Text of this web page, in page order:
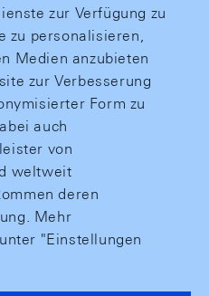
zur Verfügung zu
zu personalisieren,
Medien anzubieten
zur Verbesserung
Form zu
auch
von
weltweit
deren
Mehr
"Einstellungen